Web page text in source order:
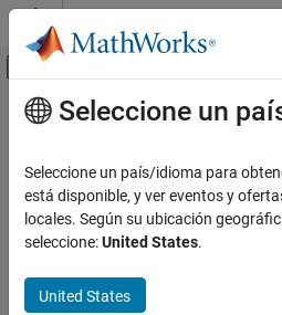
Saltar al contenido
Mostrar/ocultar menú
Inicio de Documentación
Contenido principal
How useful was
Seleccione un
Seleccione un país/idioma para
está disponible, y ver eventos y
locales. Según su ubicación
seleccione:United States.
United States